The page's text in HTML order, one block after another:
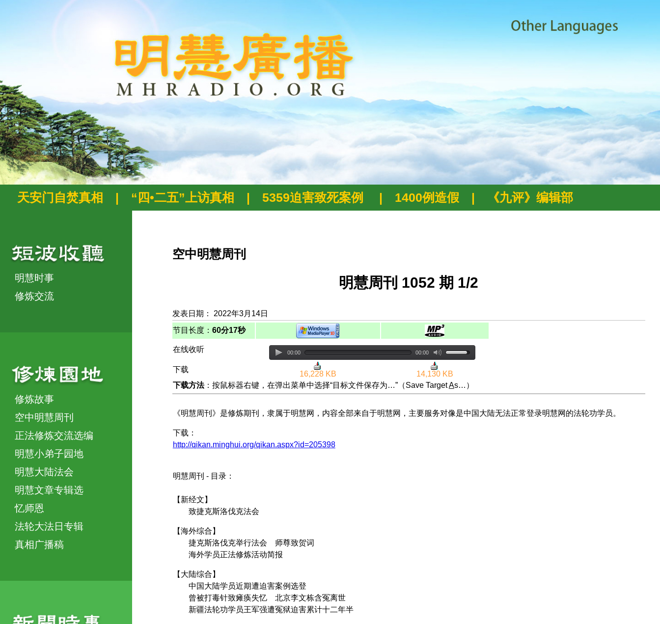
天安门自焚真相 | “四•二五”上访真相 | 5359迫害致死案例 | 1400例造假 | 《九评》编辑部
明慧时事
修炼交流
修炼故事
空中明慧周刊
正法修炼交流选编
明慧小弟子园地
明慧大陆法会
明慧文章专辑选
忆师恩
法轮大法日专辑
真相广播稿
空中明慧周刊
明慧周刊 1052 期 1/2
发表日期： 2022年3月14日
节目长度： 60分17秒
在线收听 00:00 00:00
下载
16,228 KB
14,130 KB
下载方法：按鼠标器右键，在弹出菜单中选择“目标文件保存为…”（Save TargetAs…）
《明慧周刊》是修炼期刊，隶属于明慧网，内容全部来自于明慧网，主要服务对像是中国大陆无法正常登录明慧网的法轮功学员。
下载：
http://qikan.minghui.org/qikan.aspx?id=205398
明慧周刊 - 目录：
【新经文】
致捷克斯洛伐克法会
【海外综合】
捷克斯洛伐克举行法会 师尊致贺词
海外学员正法修炼活动简报
【大陆综合】
中国大陆学员近期遭迫害案例选登
曾被打毒针致瘫痪失忆 北京李文栋含冤离世
新疆法轮功学员王军强遭冤狱迫害累计十二年半